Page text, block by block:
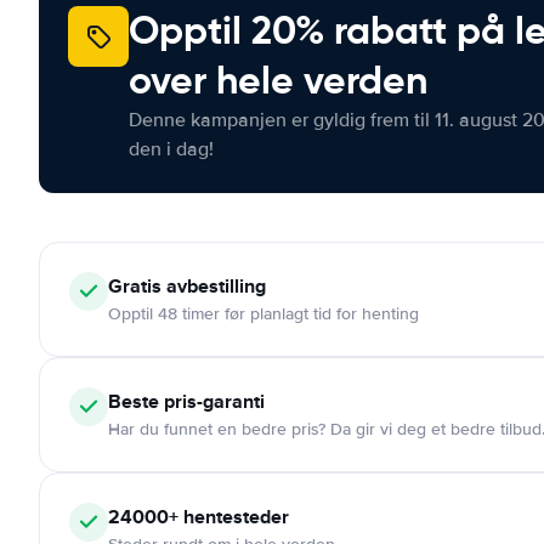
Opptil 20% rabatt på
over hele verden
Denne kampanjen er gyldig frem til 11. august
den i dag!
Gratis avbestilling
Opptil 48 timer før planlagt tid for henting
Beste pris-garanti
Har du funnet en bedre pris? Da gir vi deg et bedre tilbud.
24000+ hentesteder